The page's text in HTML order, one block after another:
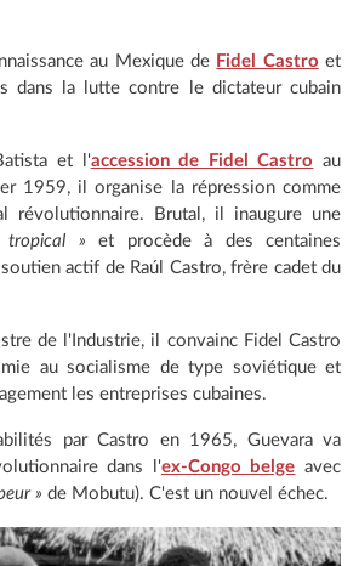
au Mexique de Fidel Castro et
dans la lutte contre le dictateur cubain
et l'accession de Fidel Castro au
1959, il organise la répression comme
révolutionnaire. Brutal, il inaugure une
tropical » et procède à des centaines
actif de Raúl Castro, frère cadet du
de l'Industrie, il convainc Fidel Castro
au socialisme de type soviétique et
les entreprises cubaines.
par Castro en 1965, Guevara va
dans l'ex-Congo belge avec
» de Mobutu). C'est un nouvel échec.